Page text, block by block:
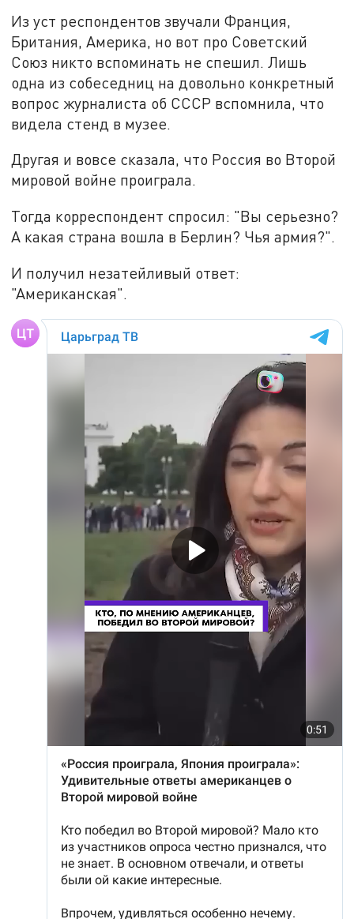
Из уст респондентов звучали Франция,
Британия, Америка, но вот про Советский
Союз никто вспоминать не спешил. Лишь
одна из собеседниц на довольно конкретный
вопрос журналиста об СССР вспомнила, что
видела стенд в музее.
Другая и вовсе сказала, что Россия во Второй
мировой войне проиграла.
Тогда корреспондент спросил: "Вы серьезно?
А какая страна вошла в Берлин? Чья армия?".
И получил незатейливый ответ:
"Американская".